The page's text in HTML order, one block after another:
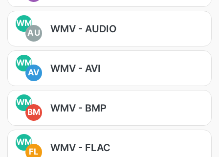
WM
AU
WMV - AUDIO
WM
AV
WMV - AVI
WM
BM
WMV - BMP
WM
FL
WMV - FLAC